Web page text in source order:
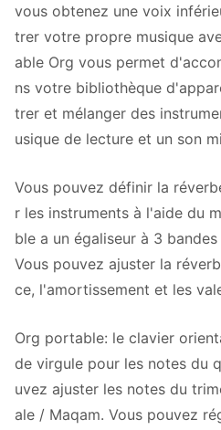
vous obtenez une voix
trer votre propre musique
able Org vous permet
ns votre bibliothèque
trer et mélanger des
usique de lecture et un son
Vous pouvez définir la
r les instruments à l'aide du
ble a un égaliseur à 3
Vous pouvez ajuster la
ce, l'amortissement et les
Org portable: le clavier
de virgule pour les notes du
uvez ajuster les notes du
ale / Maqam. Vous pouvez